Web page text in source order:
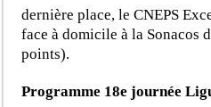
dernière place, le CNEPS
face à domicile à la Sonacos
points).
Programme 18e journée